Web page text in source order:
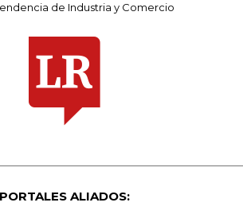
de Industria y Comercio
PORTALES ALIADOS: